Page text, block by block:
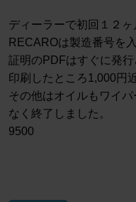
ディーラーで初回１２ヶ
RECAROは製造番号を
証明のPDFはすぐに発
印刷したところ1,000円
その他はオイルもワイ
なく終了しました。
9500